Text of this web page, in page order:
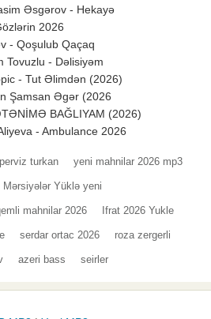
Əsgərov - Hekayə
2026
- Qoşulub Qaçaq
Tovuzlu - Dəlisiyəm
- Tut Əlimdən (2026)
Şamsan Əgər (2026
BAĞLIYAM (2026)
- Ambulance 2026
perviz turkan yeni mahnilar 2026 mp3
Mərsiyələr Yüklə yeni
mahnilar 2026 Ifrat 2026 Yukle
serdar ortac 2026 roza zergerli
azeri bass seirler